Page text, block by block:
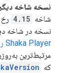
نسخه شاخه
شاخه 4.15
نسخه در شاخه
Shaka Player را
مرتبط‌ترین
که API